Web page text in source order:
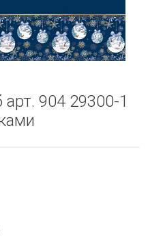
904 29300-1